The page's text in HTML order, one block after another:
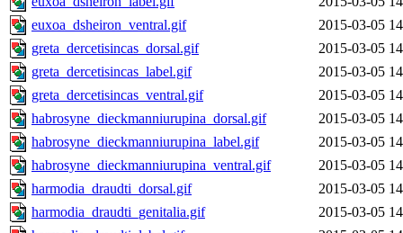
euxoa_dsheiron_ventral.gif
2015-03-05
greta_dercetisincas_dorsal.gif
2015-03-05
greta_dercetisincas_label.gif
2015-03-05
greta_dercetisincas_ventral.gif
2015-03-05
habrosyne_dieckmanniurupina_dorsal.gif
2015-03-05
habrosyne_dieckmanniurupina_label.gif
2015-03-05
habrosyne_dieckmanniurupina_ventral.gif
2015-03-05
harmodia_draudti_dorsal.gif
2015-03-05
harmodia_draudti_genitalia.gif
2015-03-05